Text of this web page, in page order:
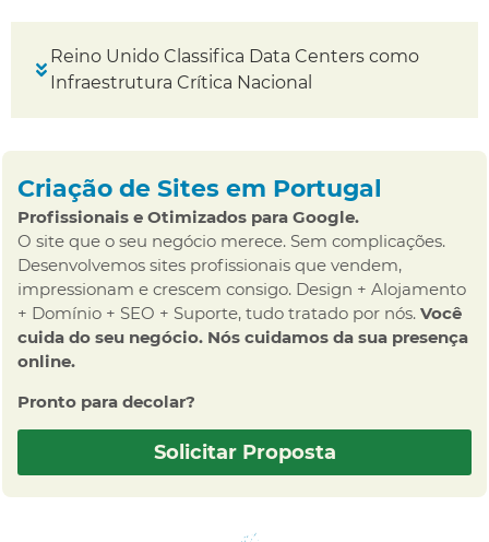
Reino Unido Classifica Data Centers como
Infraestrutura Crítica Nacional
Criação de Sites em Portugal
Profissionais e Otimizados para Google.
O site que o seu negócio merece. Sem complicações.
Desenvolvemos sites profissionais que vendem,
impressionam e crescem consigo. Design + Alojamento
+ Domínio + SEO + Suporte, tudo tratado por nós. Você
cuida do seu negócio. Nós cuidamos da sua presença
online.
Pronto para decolar?
Solicitar Proposta